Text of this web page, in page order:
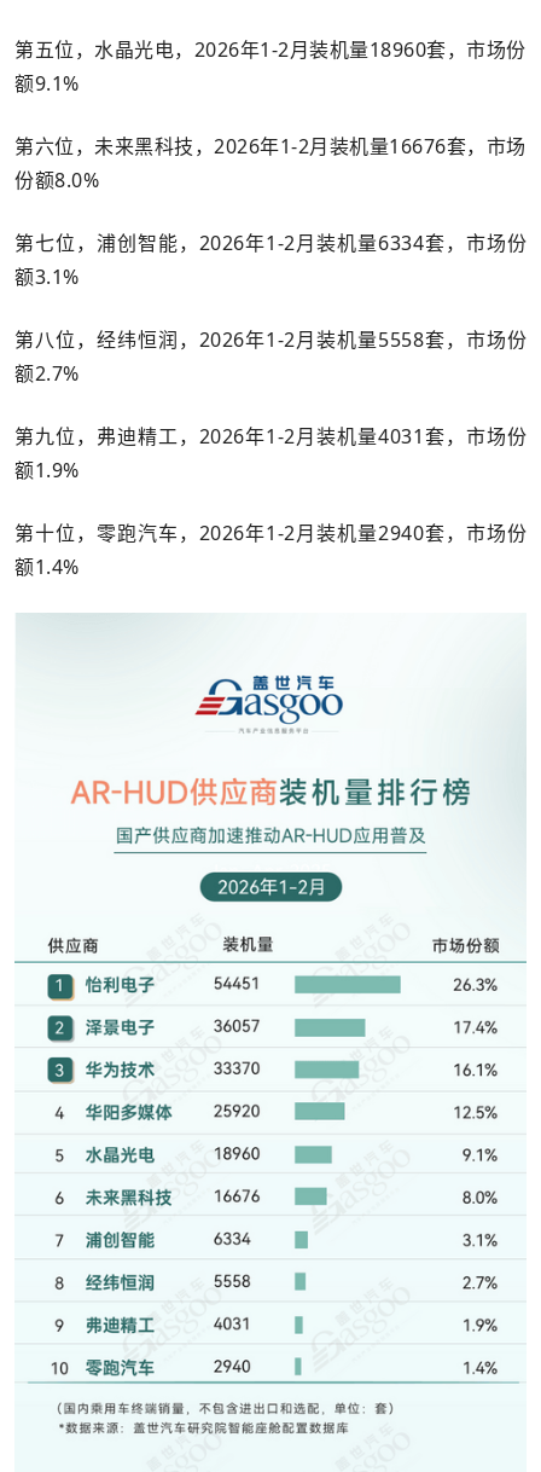
第五位，水晶光电，2026年1-2月装机量18960套，市场份
额9.1%
第六位，未来黑科技，2026年1-2月装机量16676套，市场
份额8.0%
第七位，浦创智能，2026年1-2月装机量6334套，市场份
额3.1%
第八位，经纬恒润，2026年1-2月装机量5558套，市场份
额2.7%
第九位，弗迪精工，2026年1-2月装机量4031套，市场份
额1.9%
第十位，零跑汽车，2026年1-2月装机量2940套，市场份
额1.4%